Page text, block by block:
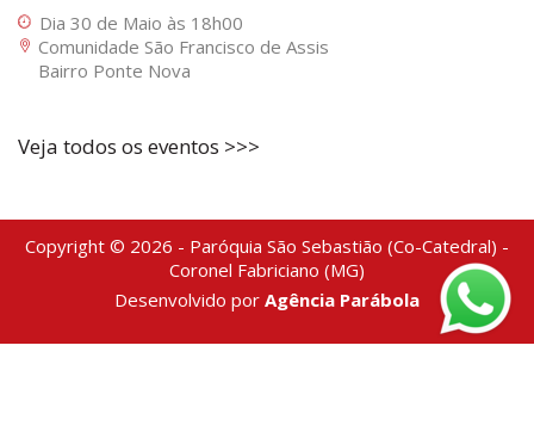
Dia 30 de Maio às 18h00
Comunidade São Francisco de Assis
Bairro Ponte Nova
Veja todos os eventos >>>
Copyright © 2026 - Paróquia São Sebastião (Co-Catedral) -
Coronel Fabriciano (MG)
Desenvolvido por Agência Parábola